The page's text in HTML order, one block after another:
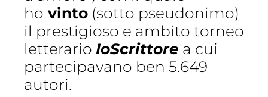
ho vinto (sotto pseudonimo)
il prestigioso e ambito torneo
letterario IoScrittore a cui
partecipavano ben 5.649
autori.